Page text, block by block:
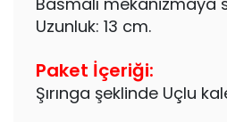
Uzunluk: 13 cm.
Paket İçeriği:
Şırınga şeklinde Uçlu